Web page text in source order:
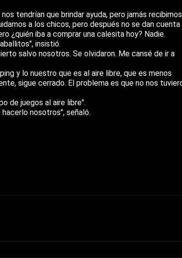
tendrían que brindar ayuda, pero jamás recibimos
a los chicos, pero después no se dan cuenta
¿quién iba a comprar una calesita hoy? Nadie.
insistió.
salvo nosotros. Se olvidaron. Me cansé de ir a
y lo nuestro que es al aire libre, que es menos
sigue cerrado. El problema es que no nos
de juegos al aire libre".
nosotros", señaló.